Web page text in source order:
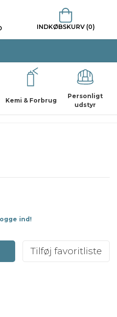
INDKØBSKURV (0)
Kemi & Forbrug
Personligt
udstyr
ind!
Tilføj favoritliste